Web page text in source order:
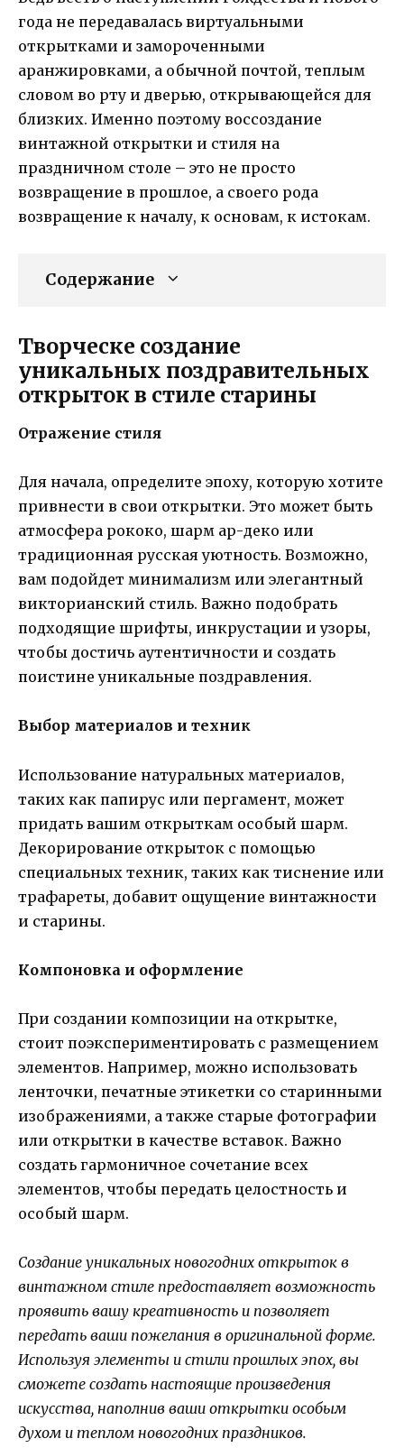
года не передавалась виртуальными
открытками и замороченными
аранжировками, а обычной почтой, теплым
словом во рту и дверью, открывающейся для
близких. Именно поэтому воссоздание
винтажной открытки и стиля на
праздничном столе – это не просто
возвращение в прошлое, а своего рода
возвращение к началу, к основам, к истокам.
Содержание
Творческе создание
уникальных поздравительных
открыток в стиле старины
Отражение стиля
Для начала, определите эпоху, которую хотите
привнести в свои открытки. Это может быть
атмосфера рококо, шарм ар-деко или
традиционная русская уютность. Возможно,
вам подойдет минимализм или элегантный
викторианский стиль. Важно подобрать
подходящие шрифты, инкрустации и узоры,
чтобы достичь аутентичности и создать
поистине уникальные поздравления.
Выбор материалов и техник
Использование натуральных материалов,
таких как папирус или пергамент, может
придать вашим открыткам особый шарм.
Декорирование открыток с помощью
специальных техник, таких как тиснение или
трафареты, добавит ощущение винтажности
и старины.
Компоновка и оформление
При создании композиции на открытке,
стоит поэкспериментировать с размещением
элементов. Например, можно использовать
ленточки, печатные этикетки со старинными
изображениями, а также старые фотографии
или открытки в качестве вставок. Важно
создать гармоничное сочетание всех
элементов, чтобы передать целостность и
особый шарм.
Создание уникальных новогодних открыток в
винтажном стиле предоставляет возможность
проявить вашу креативность и позволяет
передать ваши пожелания в оригинальной форме.
Используя элементы и стили прошлых эпох, вы
сможете создать настоящие произведения
искусства, наполнив ваши открытки особым
духом и теплом новогодних праздников.